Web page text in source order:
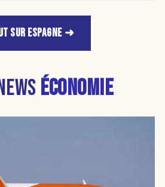
SUR ESPAGNE
ÉCONOMIE